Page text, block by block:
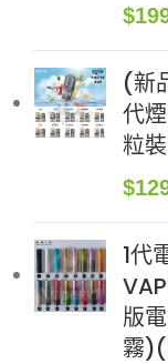
$
(新
代
粒
$
1代
版
霧